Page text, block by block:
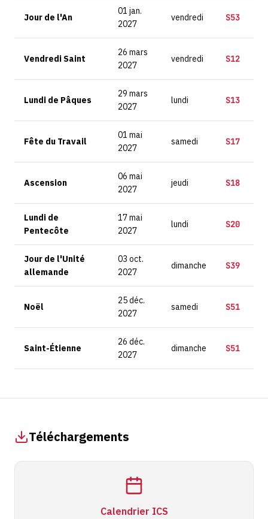
Jour de l'An
01 jan.
2027
vendredi S53
Vendredi Saint
26 mars
2027
vendredi S12
Lundi de Pâques
29 mars
2027
lundi S13
Fête du Travail
01 mai
2027
samedi S17
Ascension
06 mai
2027
jeudi S18
Lundi de
Pentecôte
17 mai
2027
lundi S20
Jour de l'Unité
allemande
03 oct.
2027
dimanche S39
Noël
25 déc.
2027
samedi S51
Saint-Étienne
26 déc.
2027
dimanche S51
Téléchargements
Calendrier ICS